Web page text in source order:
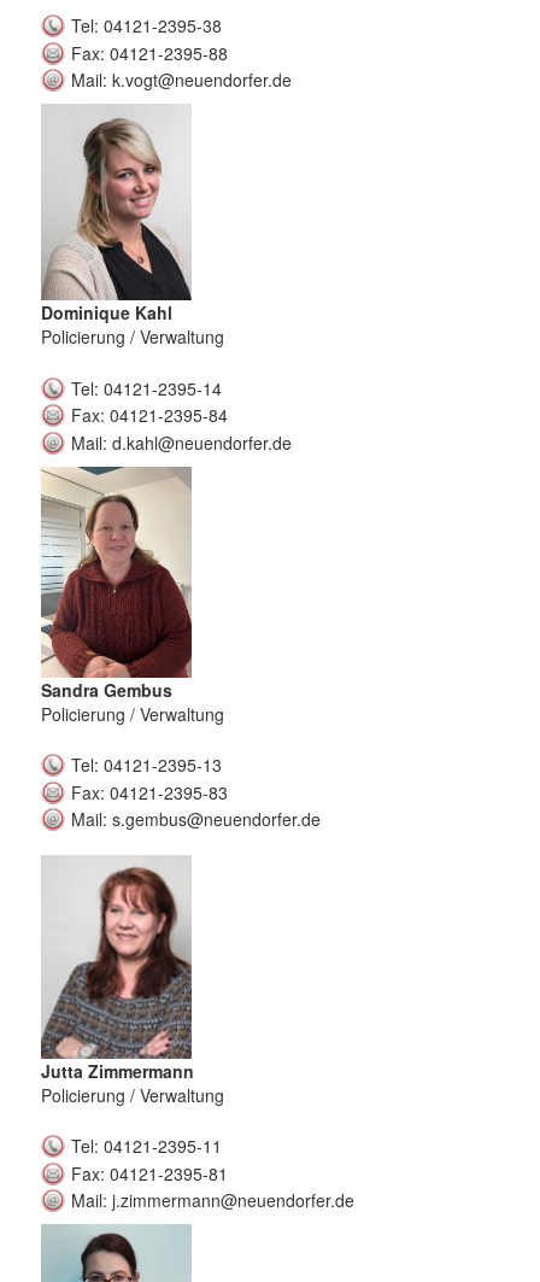
Tel: 04121-2395-38
Fax: 04121-2395-88
Mail: k.vogt@neuendorfer.de
Dominique Kahl
Policierung / Verwaltung
Tel: 04121-2395-14
Fax: 04121-2395-84
Mail: d.kahl@neuendorfer.de
Sandra Gembus
Policierung / Verwaltung
Tel: 04121-2395-13
Fax: 04121-2395-83
Mail: s.gembus@neuendorfer.de
Jutta Zimmermann
Policierung / Verwaltung
Tel: 04121-2395-11
Fax: 04121-2395-81
Mail: j.zimmermann@neuendorfer.de